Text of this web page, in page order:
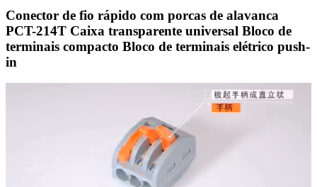
Conector de fio rápido com porcas de alavanca
PCT-214T Caixa transparente universal Bloco de
terminais compacto Bloco de terminais elétrico push-
in